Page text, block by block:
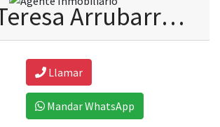
Maria Teresa Arrubarrena - 1378
Llamar
Mandar WhatsApp